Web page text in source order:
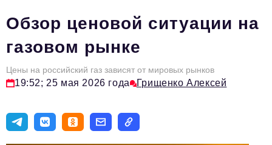
HR
Персона номера
Юридический практикум
Туризм
Обзор ценовой ситуации на
газовом рынке
Цены на российский газ зависят от мировых рынков
19:52; 25 мая 2026 года Грищенко Алексей